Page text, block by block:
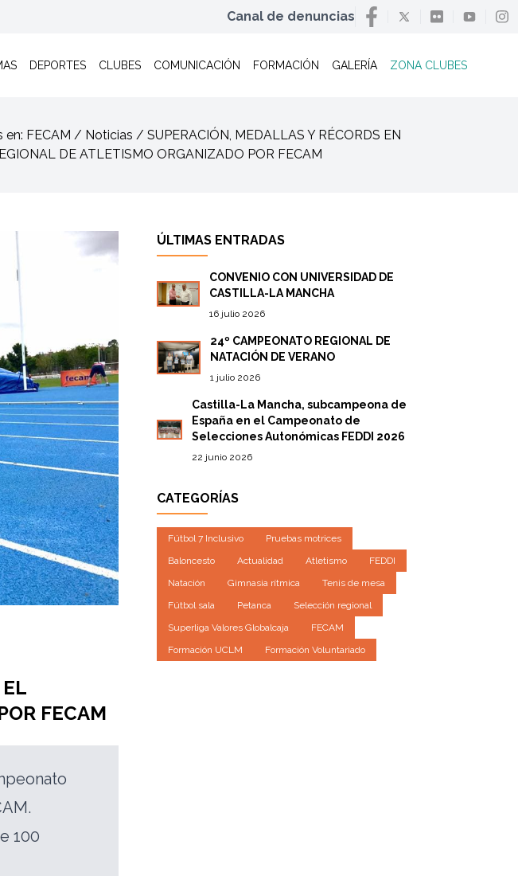
Canal de denuncias
DEPORTES CLUBES COMUNICACIÓN FORMACIÓN GALERÍA ZONA CLUBES
en: FECAM / Noticias / SUPERACIÓN, MEDALLAS Y RÉCORDS EN
DE ATLETISMO ORGANIZADO POR FECAM
FECAM
100
ÚLTIMAS ENTRADAS
CONVENIO CON UNIVERSIDAD DE
CASTILLA-LA MANCHA
16 julio 2026
24º CAMPEONATO REGIONAL DE
NATACIÓN DE VERANO
1 julio 2026
Castilla-La Mancha, subcampeona de
España en el Campeonato de
Selecciones Autonómicas FEDDI 2026
22 junio 2026
CATEGORÍAS
Fútbol 7 Inclusivo
Pruebas motrices
Baloncesto
Actualidad Atletismo
FEDDI
Natación
Gimnasia rítmica
Tenis de mesa
Fútbol sala
Petanca
Selección regional
Superliga Valores Globalcaja
FECAM
Formación UCLM
Formación Voluntariado